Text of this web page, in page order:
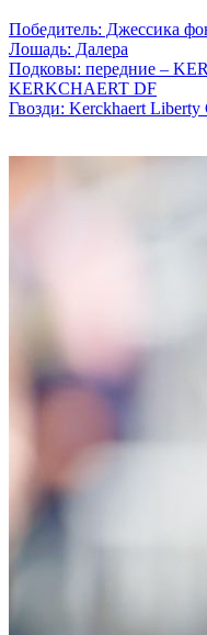
Победитель: Джессика
Лошадь: Далера
Подковы: передние –
KERKCHAERT DF
Гвозди: Kerckhaert Liberty